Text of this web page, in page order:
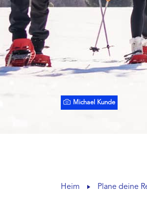
Michael Kunde
Heim Plane deine